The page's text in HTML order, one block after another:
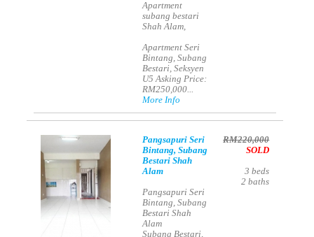
Apartment
subang bestari
Shah Alam,
Apartment Seri
Bintang, Subang
Bestari, Seksyen
U5 Asking Price:
RM250,000...
More Info
Pangsapuri Seri
Bintang, Subang
Bestari Shah
Alam
Pangsapuri Seri
Bintang, Subang
Bestari Shah
Alam
Subang Bestari,
RM220,000
SOLD
3 beds
2 baths